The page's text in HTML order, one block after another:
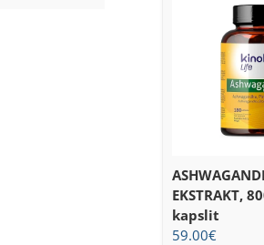
EKSTRAKT,
kapslit
59.00€